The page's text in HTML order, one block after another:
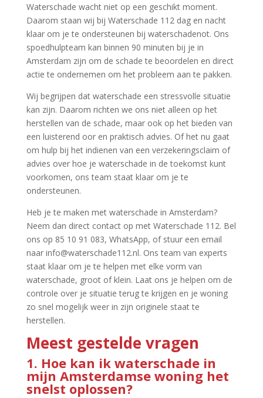
Waterschade wacht niet op een geschikt moment.​
Daarom staan wij bij Waterschade 112 dag en nacht
klaar om je te ondersteunen bij waterschadenot.​ Ons
spoedhulpteam kan binnen 90 minuten bij je in
Amsterdam zijn om de schade te beoordelen en direct
actie te ondernemen om het probleem aan te pakken.​
Wij begrijpen dat waterschade een stressvolle situatie
kan zijn.​ Daarom richten we ons niet alleen op het
herstellen van de schade, maar ook op het bieden van
een luisterend oor en praktisch advies.​ Of het nu gaat
om hulp bij het indienen van een verzekeringsclaim of
advies over hoe je waterschade in de toekomst kunt
voorkomen, ons team staat klaar om je te
ondersteunen.​
Heb je te maken met waterschade in Amsterdam?
Neem dan direct contact op met Waterschade 112.​ Bel
ons op 85 10 91 083, WhatsApp, of stuur een email
naar info@waterschade112.​nl.​ Ons team van experts
staat klaar om je te helpen met elke vorm van
waterschade, groot of klein.​ Laat ons je helpen om de
controle over je situatie terug te krijgen en je woning
zo snel mogelijk weer in zijn originele staat te
herstellen.​
Meest gestelde vragen
1.​ Hoe kan ik waterschade in
mijn Amsterdamse woning het
snelst oplossen?